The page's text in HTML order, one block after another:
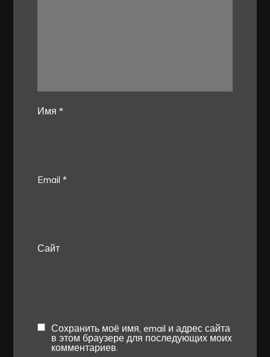
Имя*
Email*
Сайт
Сохранить моё имя, email и адрес сайта
в этом браузере для последующих моих
комментариев.